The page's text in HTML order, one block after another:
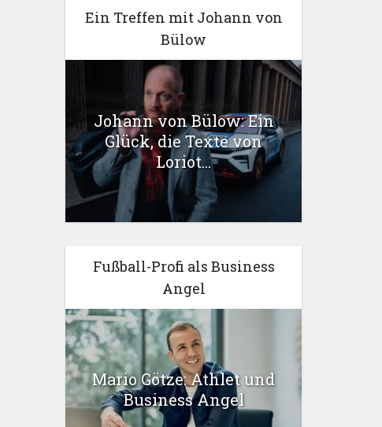
Ein Treffen mit Johann von
Bülow
Johann von Bülow: Ein
Glück, die Texte von
Loriot...
Fußball-Profi als Business
Angel
Mario Götze: Athlet und
Business Angel